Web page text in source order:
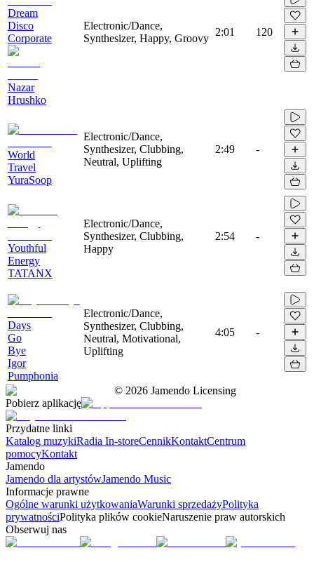
Dream
Disco
Corporate
Nazar
Hrushko
Electronic/Dance,
Synthesizer, Happy, Groovy
2:01 120
World
Travel
YuraSoop
Electronic/Dance,
Synthesizer, Clubbing,
Neutral, Uplifting
2:49 -
Youthful
Energy
TATANX
Electronic/Dance,
Synthesizer, Clubbing,
Happy
2:54 -
Days
Go
Bye
Igor
Pumphonia
Electronic/Dance,
Synthesizer, Clubbing,
Neutral, Motivational,
Uplifting
4:05 -
© 2026 Jamendo Licensing
Pobierz aplikację
Przydatne linki
Katalog muzykiRadia In-storeCennikKontaktCentrum
pomocyKontakt
Jamendo
Jamendo dla artystówJamendo Music
Informacje prawne
Ogólne warunki użytkowaniaWarunki sprzedażyPolityka
prywatnościPolityka plików cookieNaruszenie praw autorskich
Obserwuj nas